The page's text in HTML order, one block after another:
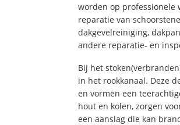
worden op professionele
reparatie van
dakgevelreiniging,
andere reparatie- en
Bij het
in het rookkanaal. Deze
en vormen een
hout en kolen, zorgen
een aanslag die kan